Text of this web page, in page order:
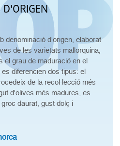
denominació d'origen, elaborat
de les varietats mallorquina,
el grau de maduració en el
es diferencien dos tipus: el
de la recol·lecció més
d'olives més madures, es
daurat, gust dolç i